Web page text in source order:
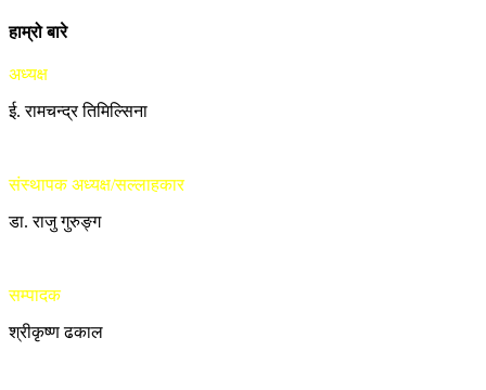
हाम्रो बारे
अध्यक्ष
ई. रामचन्द्र तिमिल्सिना
संस्थापक अध्यक्ष/सल्लाहकार
डा. राजु गुरुङ्ग
सम्पादक
श्रीकृष्ण ढकाल